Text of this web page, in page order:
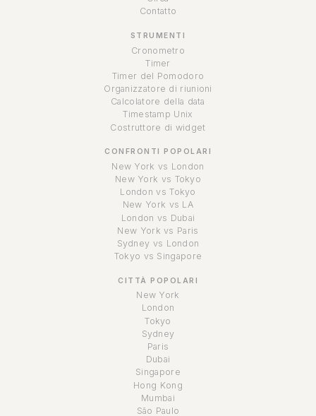
Contatto
STRUMENTI
Cronometro
Timer
Timer del Pomodoro
Organizzatore di riunioni
Calcolatore della data
Timestamp Unix
Costruttore di widget
CONFRONTI POPOLARI
New York vs London
New York vs Tokyo
London vs Tokyo
New York vs LA
London vs Dubai
New York vs Paris
Sydney vs London
Tokyo vs Singapore
CITTÀ POPOLARI
New York
London
Tokyo
Sydney
Paris
Dubai
Singapore
Hong Kong
Mumbai
São Paulo